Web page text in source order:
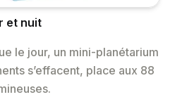
et nuit
le jour, un mini-planétarium
s’effacent, place aux 88